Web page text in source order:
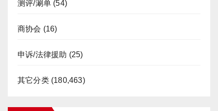
测评/涮单 (54)
商协会 (16)
申诉/法律援助 (25)
其它分类(180,463)